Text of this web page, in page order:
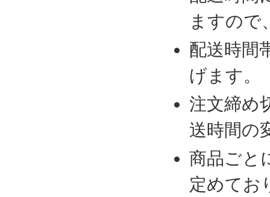
ますので
配送時間
げます。
注文締め
送時間の
商品ごと
定めてお